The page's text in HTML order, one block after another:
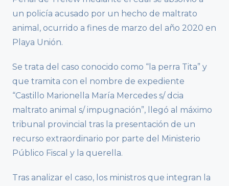
un policía acusado por un hecho de maltrato
animal, ocurrido a fines de marzo del año 2020 en
Playa Unión.
Se trata del caso conocido como “la perra Tita” y
que tramita con el nombre de expediente
“Castillo Marionella María Mercedes s/ dcia
maltrato animal s/ impugnación”, llegó al máximo
tribunal provincial tras la presentación de un
recurso extraordinario por parte del Ministerio
Público Fiscal y la querella.
Tras analizar el caso, los ministros que integran la